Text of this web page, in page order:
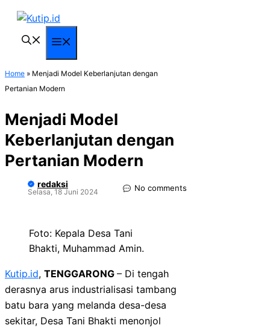
Langsung
Home » Menjadi Model Keberlanjutan dengan
Pertanian Modern
Menjadi Model
Keberlanjutan dengan
Pertanian Modern
redaksi
Selasa, 18 Juni 2024 No comments
Foto: Kepala Desa Tani
Bhakti, Muhammad Amin.
Kutip.id, TENGGARONG – Di tengah
derasnya arus industrialisasi tambang
batu bara yang melanda desa-desa
sekitar, Desa Tani Bhakti menonjol